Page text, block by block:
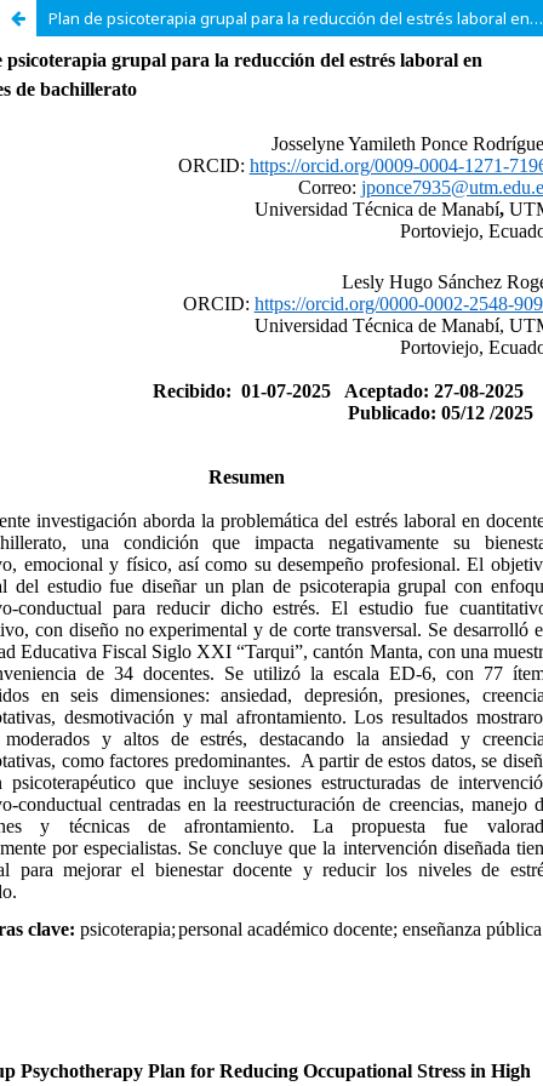
Plan de psicoterapia grupal para la reducción del estrés laboral en docentes de bachillerato